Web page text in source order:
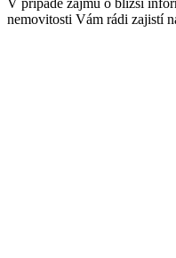
V případě zájmu o bližší
nemovitosti Vám rádi zajistí